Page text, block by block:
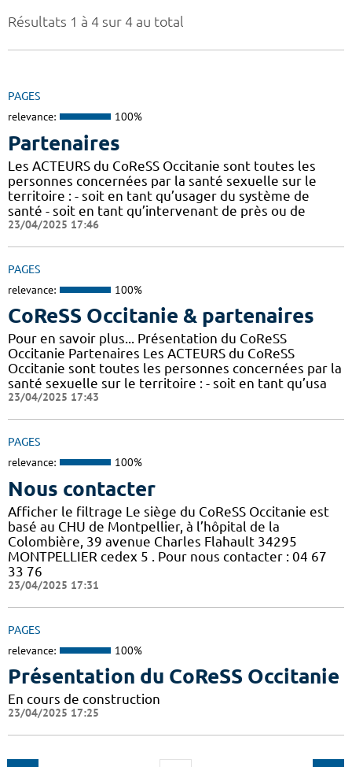
Résultats 1 à 4 sur 4 au total
PAGES
relevance: 100%
Partenaires
Les ACTEURS du CoReSS Occitanie sont toutes les
personnes concernées par la santé sexuelle sur le
territoire : - soit en tant qu’usager du système de
santé - soit en tant qu’intervenant de près ou de
23/04/2025 17:46
PAGES
relevance: 100%
CoReSS Occitanie & partenaires
Pour en savoir plus... Présentation du CoReSS
Occitanie Partenaires Les ACTEURS du CoReSS
Occitanie sont toutes les personnes concernées par la
santé sexuelle sur le territoire : - soit en tant qu’usa
23/04/2025 17:43
PAGES
relevance: 100%
Nous contacter
Afficher le filtrage Le siège du CoReSS Occitanie est
basé au CHU de Montpellier, à l’hôpital de la
Colombière, 39 avenue Charles Flahault 34295
MONTPELLIER cedex 5 . Pour nous contacter : 04 67
33 76
23/04/2025 17:31
PAGES
relevance: 100%
Présentation du CoReSS Occitanie
En cours de construction
23/04/2025 17:25